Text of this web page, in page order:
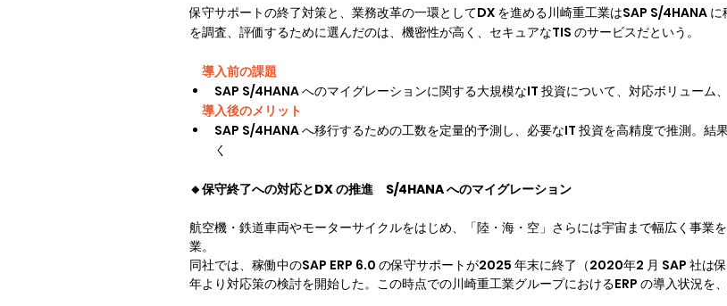
保守サポートの終了対策と、業務改革の一環としてDX を進める川崎重工業はSAP S/4HANA
を調査、評価するために選んだのは、機密性が高く、セキュアなTIS のサービスだという。
導入前の課題
SAP S/4HANA へのマイグレーションに関する大規模なIT 投資について、対応ボリューム
導入後のメリット
SAP S/4HANA へ移行するための工数を定量的予測し、必要なIT 投資を高精度で推測。結
く
🔸保守終了への対応とDX の推進　S/4HANA へのマイグレーション
航空機・鉄道車両やモーターサイクルをはじめ、「陸・海・空」さらには宇宙まで幅広く事業
業。
同社では、稼働中のSAP ERP 6.0 の保守サポートが2025 年末に終了（2020年2 月 SAP 社は
年より対応策の検討を開始した。この時点での川崎重工業グループにおけるERP の導入状況を